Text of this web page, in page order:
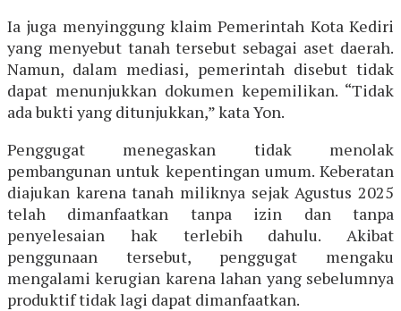
Ia juga menyinggung klaim Pemerintah Kota Kediri
yang menyebut tanah tersebut sebagai aset daerah.
Namun, dalam mediasi, pemerintah disebut tidak
dapat menunjukkan dokumen kepemilikan. “Tidak
ada bukti yang ditunjukkan,” kata Yon.
Penggugat menegaskan tidak menolak
pembangunan untuk kepentingan umum. Keberatan
diajukan karena tanah miliknya sejak Agustus 2025
telah dimanfaatkan tanpa izin dan tanpa
penyelesaian hak terlebih dahulu. Akibat
penggunaan tersebut, penggugat mengaku
mengalami kerugian karena lahan yang sebelumnya
produktif tidak lagi dapat dimanfaatkan.